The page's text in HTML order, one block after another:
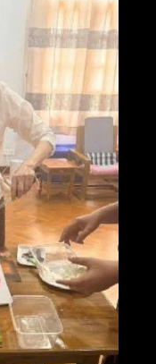
းလားမြို့တွေကို
ြည်နယ်အတွင်းက ဟိုပန်၊
န်း (ပန်ခမ်း) မြို့နယ်
းအနေနဲ့ သတ်မှတ်ထားပ
ဟိုပန်နဲ့ ပန်လုံ နှစ်မြို့ကို
ောင်းပေးခဲ့ပါတယ်။
ဖြစ်တဲ့ “ဝ” တပ်ဖွဲ့က
ခရိုင်အနေနဲ့ သတ်မှတ်
စိုးရသစ်ရဲ့ လက်ထပ်ရက်
က်ကိုင်အဖွဲ့တွေကို
ဖြစ်ပါတယ်။
းသားစည်းလုံး
ညှိနှိုင်းရေးကော်မတီ
င်း‌ေဆောင်တွေကို ဇွန်လ
ခဲ့ကြောင်းကို ဓာတ်​ပုံ
တာဖြစ်ပြီး မည်သည့်
က်က သတင်းထုတ်ပြန်
ြန်တာမျိုးမတွေ့ရ
ေ့မှာ ဒေါ်အောင်ဆန်း
င်တာ တွေ့ရပါတယ်။
ဂိုလ် ဒေါ်အောင်ဆန်းစု
ေ သတ်မှတ်နေအိမ်ကို
ြာပြီး ရဲတပ်ဖွဲ့ဝင်တွေနဲ့
ကို ထုတ်ပြန်အသိပေးမှု